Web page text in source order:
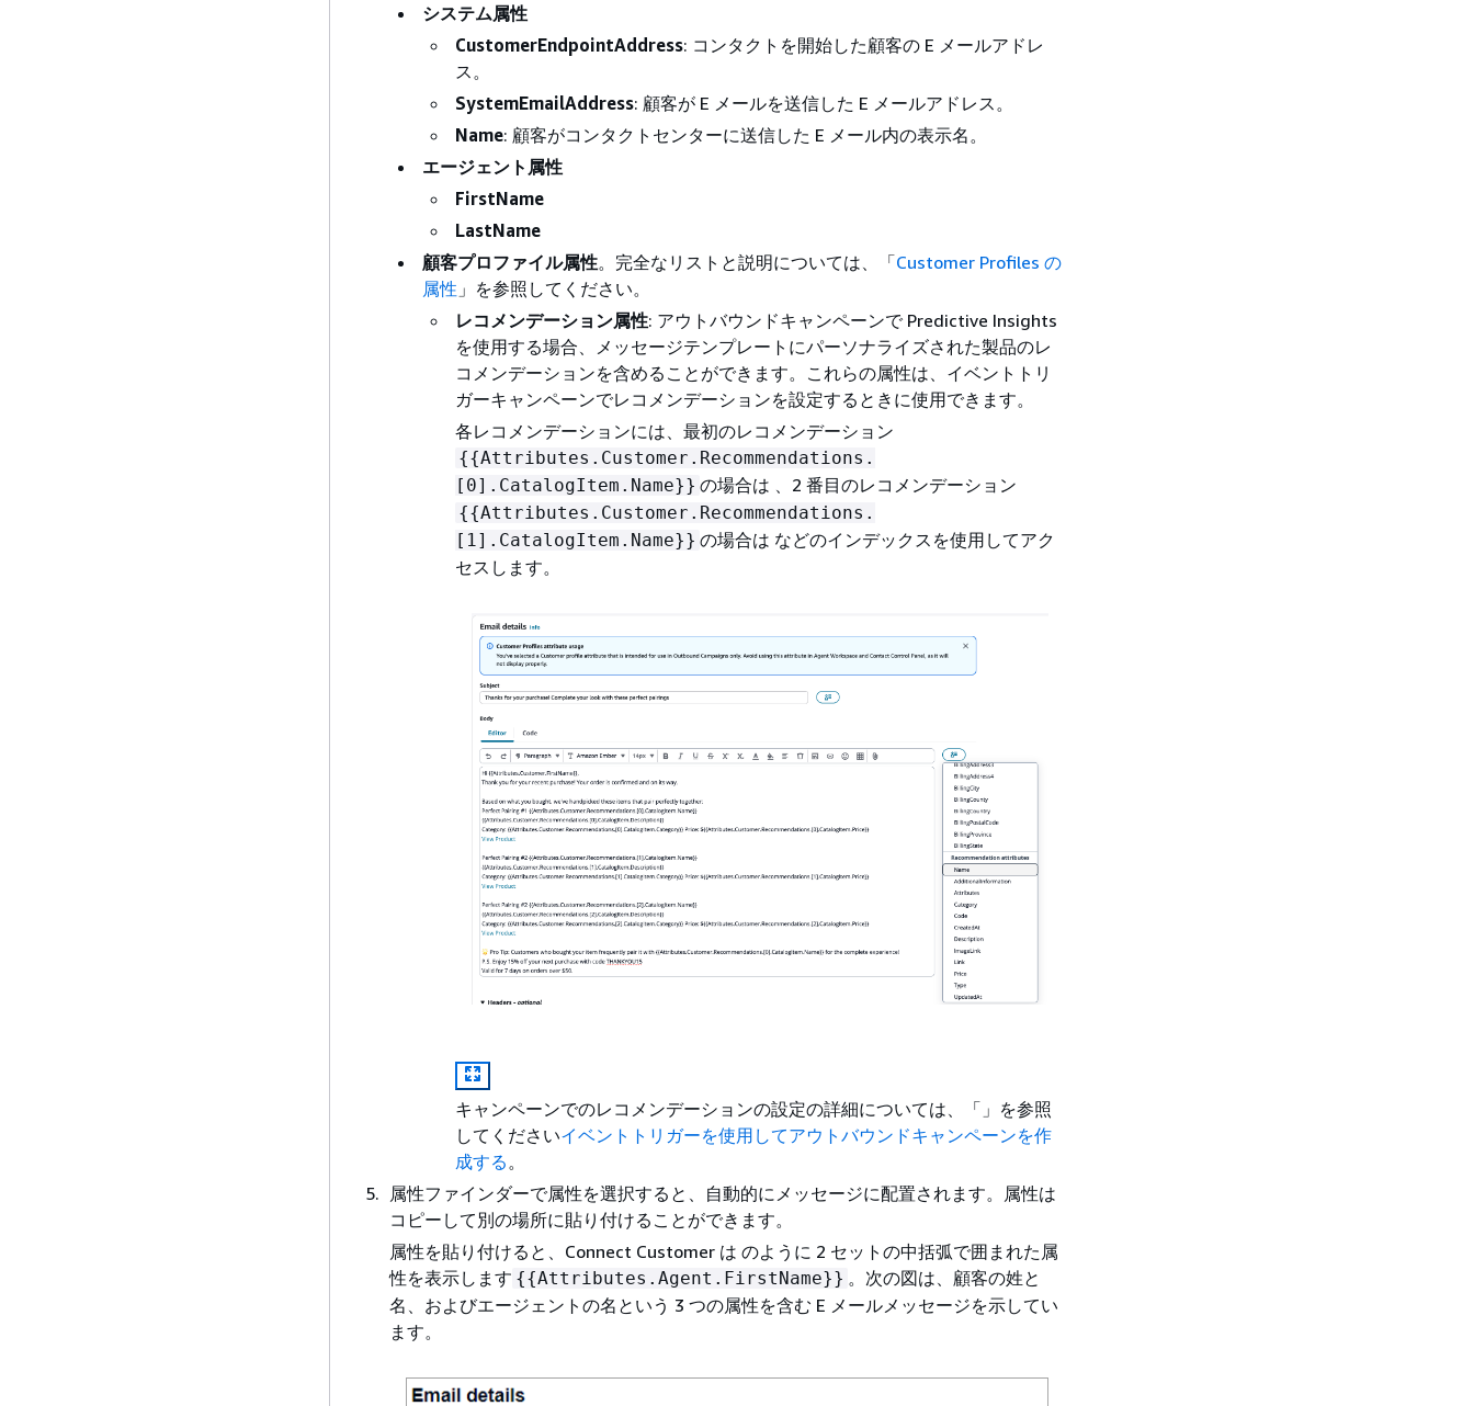
システム属性
CustomerEndpointAddress: コンタクトを開始した顧客の E メールアドレ
ス。
SystemEmailAddress: 顧客が E メールを送信した E メールアドレス。
Name: 顧客がコンタクトセンターに送信した E メール内の表示名。
エージェント属性
FirstName
LastName
顧客プロファイル属性。完全なリストと説明については、「Customer Profiles の
属性 」を参照してください。
レコメンデーション属性: アウトバウンドキャンペーンで Predictive Insights
を使用する場合、メッセージテンプレートにパーソナライズされた製品のレ
コメンデーションを含めることができます。これらの属性は、イベントトリ
ガーキャンペーンでレコメンデーションを設定するときに使用できます。
各レコメンデーションには、最初のレコメンデーション
{{Attributes.Customer.Recommendations.
[0].CatalogItem.Name}} の場合は 、2 番目のレコメンデーション
{{Attributes.Customer.Recommendations.
[1].CatalogItem.Name}} の場合は などのインデックスを使用してアク
セスします。
キャンペーンでのレコメンデーションの設定の詳細については、「」を参照
してくださいイベントトリガーを使用してアウトバウンドキャンペーンを作
成する 。
属性ファインダーで属性を選択すると、自動的にメッセージに配置されます。属性は
コピーして別の場所に貼り付けることができます。
属性を貼り付けると、Connect Customer は のように 2 セットの中括弧で囲まれた属
性を表示します {{Attributes.Agent.FirstName}} 。次の図は、顧客の姓と
名、およびエージェントの名という 3 つの属性を含む E メールメッセージを示してい
ます。